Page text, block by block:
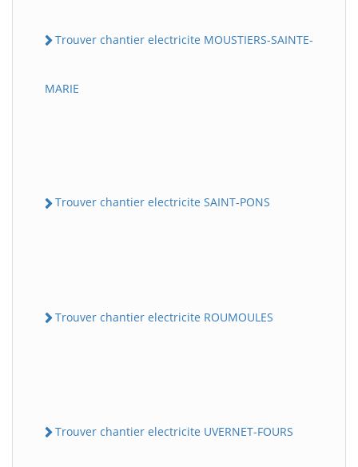
Trouver chantier electricite MOUSTIERS-SAINTE-
MARIE
Trouver chantier electricite SAINT-PONS
Trouver chantier electricite ROUMOULES
Trouver chantier electricite UVERNET-FOURS